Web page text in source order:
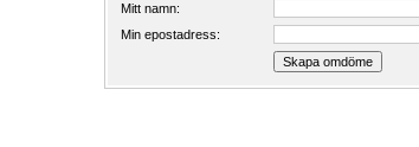
Mitt namn:
Min epostadress: